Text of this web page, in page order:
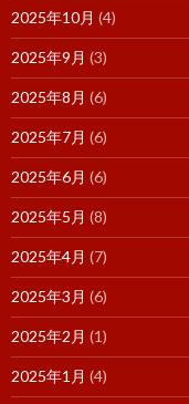
2025年10月 (4)
2025年9月 (3)
2025年8月 (6)
2025年7月 (6)
2025年6月 (6)
2025年5月 (8)
2025年4月 (7)
2025年3月 (6)
2025年2月 (1)
2025年1月 (4)